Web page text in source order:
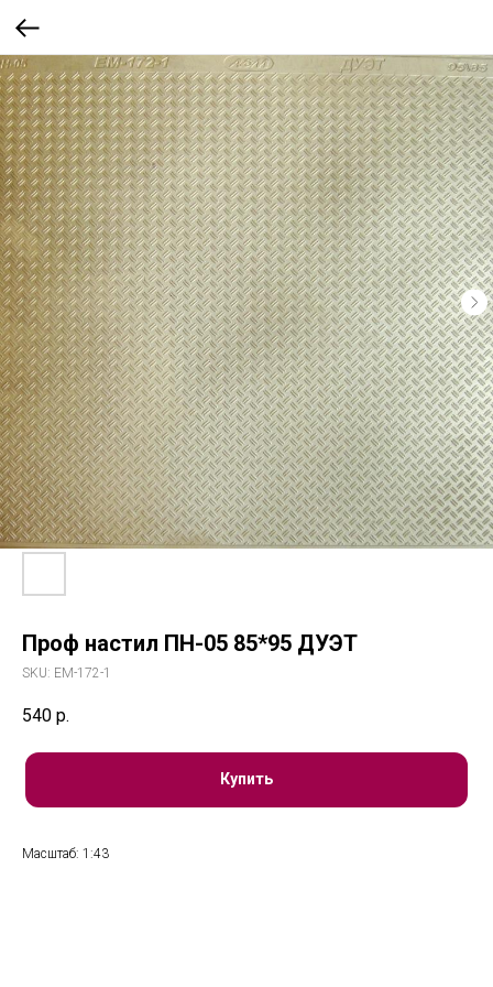
Проф настил ПН-05 85*95 ДУЭТ
SKU: ЕМ-172-1
540 р.
Купить
Масштаб: 1:43